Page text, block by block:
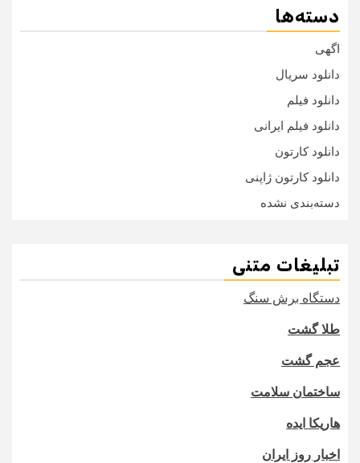
دسته‌ها
اگهی
دانلود سریال
دانلود فیلم
دانلود فیلم ایرانی
دانلود کارتون
دانلود کارتون ژاپنی
دسته‌بندی نشده
تبلیغات متنی
دستگاه برش سنگ
طلا گشت
عجم گشت
ساختمان سلامت
هاریکا ایده
اخبار روز ایران